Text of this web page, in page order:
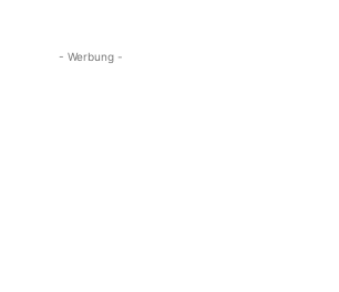
- Werbung -